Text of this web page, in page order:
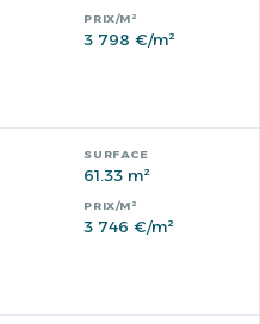
3 798 €/m²
61.33 m²
3 746 €/m²